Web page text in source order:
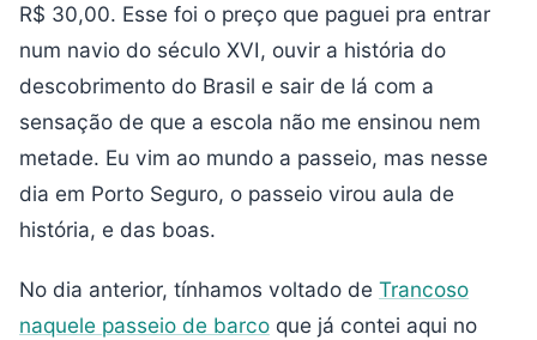
R$ 30,00. Esse foi o preço que paguei pra entrar
num navio do século XVI, ouvir a história do
descobrimento do Brasil e sair de lá com a
sensação de que a escola não me ensinou nem
metade. Eu vim ao mundo a passeio, mas nesse
dia em Porto Seguro, o passeio virou aula de
história, e das boas.
No dia anterior, tínhamos voltado de Trancoso
naquele passeio de barco que já contei aqui no